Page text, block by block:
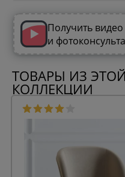
Получить видео
и
ТОВАРЫ ИЗ
КОЛЛЕКЦИИ